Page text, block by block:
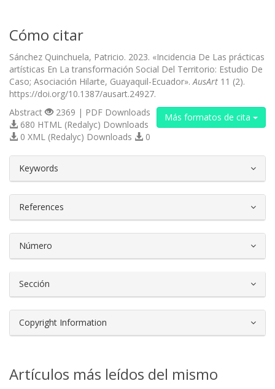
Cómo citar
Sánchez Quinchuela, Patricio. 2023. «Incidencia De Las prácticas
artísticas En La transformación Social Del Territorio: Estudio De
Caso; Asociación Hilarte, Guayaquil-Ecuador». AusArt 11 (2).
https://doi.org/10.1387/ausart.24927.
Más formatos de cita
Abstract
2369 | PDF Downloads
680 HTML (Redalyc) Downloads
0 XML (Redalyc) Downloads
0
Keywords
References
Número
Sección
Copyright Information
Artículos más leídos del mismo